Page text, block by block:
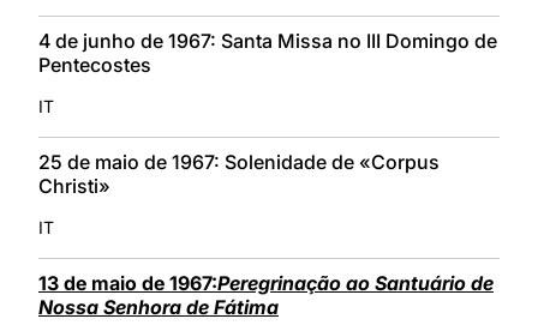
4 de junho de 1967: Santa Missa no III Domingo de
Pentecostes
IT
25 de maio de 1967: Solenidade de «Corpus
Christi»
IT
13 de maio de 1967:Peregrinação ao Santuário de
Nossa Senhora de Fátima